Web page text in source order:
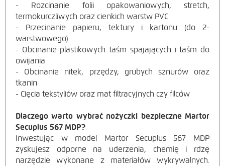
- Rozcinanie folii opakowaniowych, stretch,
termokurczliwych oraz cienkich warstw PVC
- Przecinanie papieru, tektury i kartonu (do 2-
warstwowego)
- Obcinanie plastikowych taśm spajających i taśm do
owijania
- Obcinanie nitek, przędzy, grubych sznurów oraz
tkanin
- Cięcia tekstyliów oraz mat filtracyjnych czy filców
Dlaczego warto wybrać nożyczki bezpieczne Martor
Secuplus 567 MDP?
Inwestując w model Martor Secuplus 567 MDP
zyskujesz odporne na uderzenia, chemię i rdzę
narzędzie wykonane z materiałów wykrywalnych.